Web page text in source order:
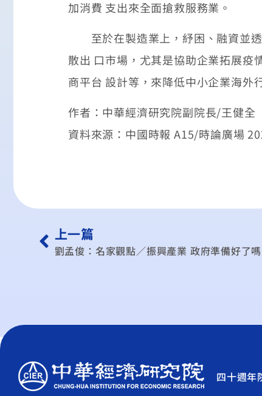
加消費 支出來全面搶救服務業。
至於在製造業上，紓困、融資並透
散出 口市場，尤其是協助企業拓展疫
商平台 設計等，來降低中小企業海外
作者：中華經濟研究院副院長/王健全
資料來源：中國時報 A15/時論廣場
上一篇
劉孟俊：名家觀點／振興產業 政府準備好了嗎
四十週年